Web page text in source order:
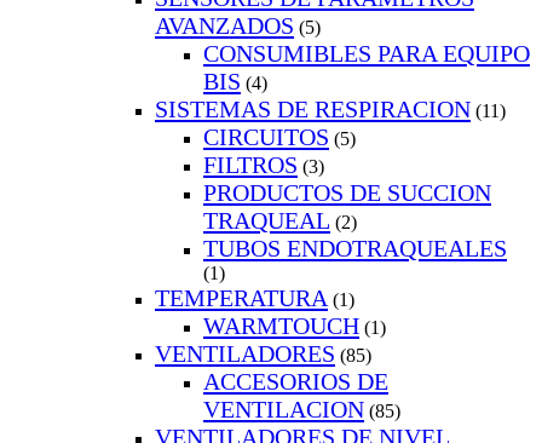
AVANZADOS (5)
CONSUMIBLES PARA EQUIPO
BIS (4)
SISTEMAS DE RESPIRACION (11)
CIRCUITOS (5)
FILTROS (3)
PRODUCTOS DE SUCCION
TRAQUEAL (2)
TUBOS ENDOTRAQUEALES
(1)
TEMPERATURA (1)
WARMTOUCH (1)
VENTILADORES (85)
ACCESORIOS DE
VENTILACION (85)
VENTILADORES DE NIVEL